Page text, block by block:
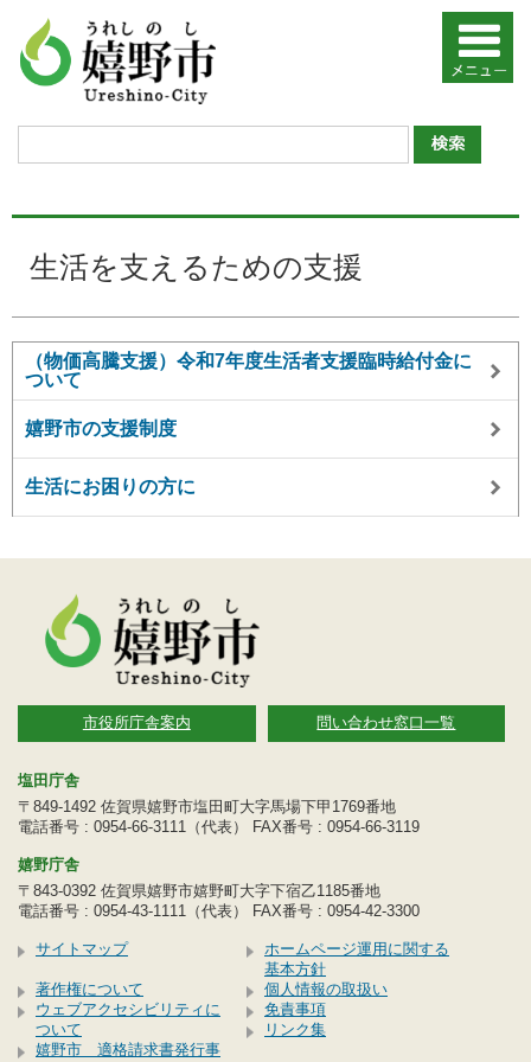
生活を支えるための支援
（物価高騰支援）令和7年度生活者支援臨時給付金に
ついて
嬉野市の支援制度
生活にお困りの方に
市役所庁舎案内 問い合わせ窓口一覧
塩田庁舎
〒849-1492 佐賀県嬉野市塩田町大字馬場下甲1769番地
電話番号 : 0954-66-3111（代表） FAX番号 : 0954-66-3119
嬉野庁舎
〒843-0392 佐賀県嬉野市嬉野町大字下宿乙1185番地
電話番号 : 0954-43-1111（代表） FAX番号 : 0954-42-3300
サイトマップ
ホームページ運用に関する
基本方針
著作権について
個人情報の取扱い
ウェブアクセシビリティに
ついて
免責事項
リンク集
嬉野市 適格請求書発行事